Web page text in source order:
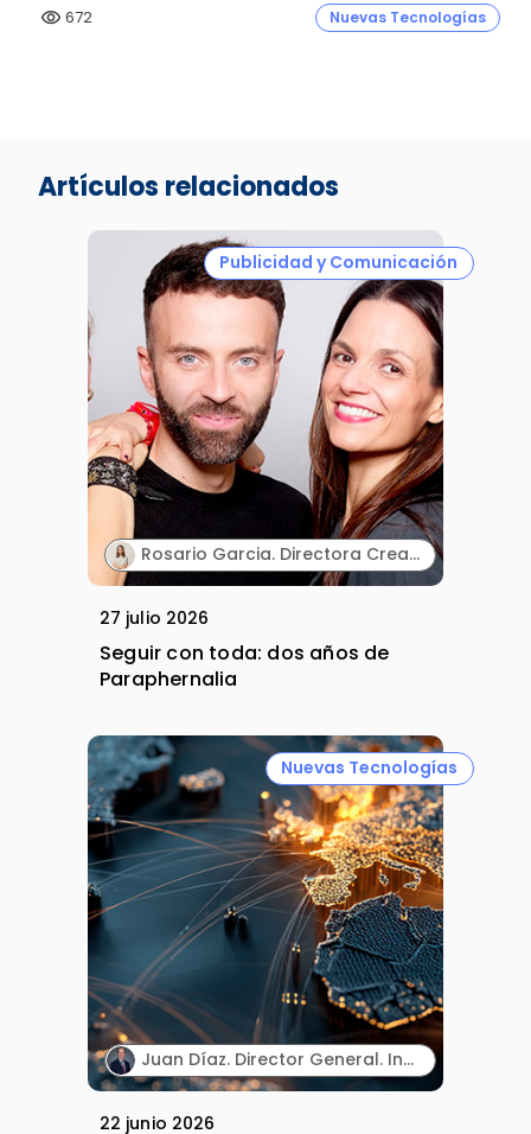
visibility 672 Nuevas Tecnologías
Artículos relacionados
Publicidad y Comunicación
Rosario Garcia. Directora Creativa & Cofounder. Paraphernalia.
27 julio 2026
Seguir con toda: dos años de
Paraphernalia
Nuevas Tecnologías
Juan Díaz. Director General. Incyte España.
22 junio 2026